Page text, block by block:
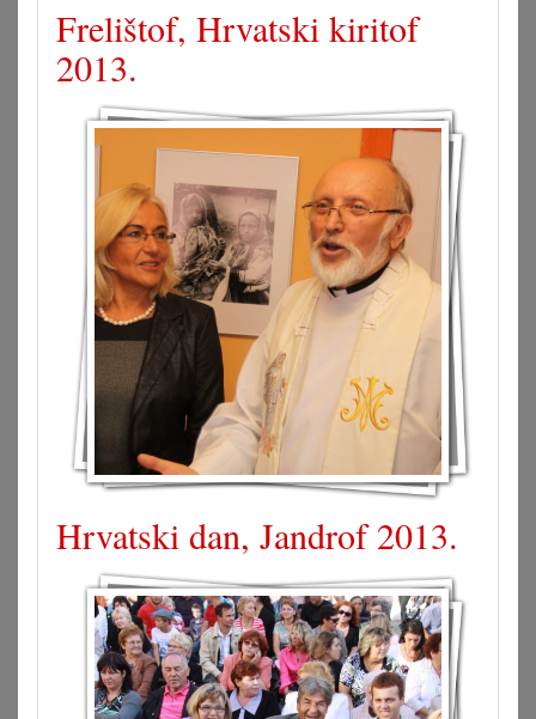
Frelištof, Hrvatski kiritof
2013.
Hrvatski dan, Jandrof 2013.